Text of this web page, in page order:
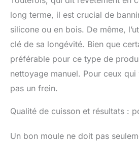
long terme, il est crucial de
silicone ou en bois. De même,
clé de sa longévité. Bien que
préférable pour ce type de
nettoyage manuel. Pour ceux
pas un frein.
Qualité de cuisson et résultats :
Un bon moule ne doit pas